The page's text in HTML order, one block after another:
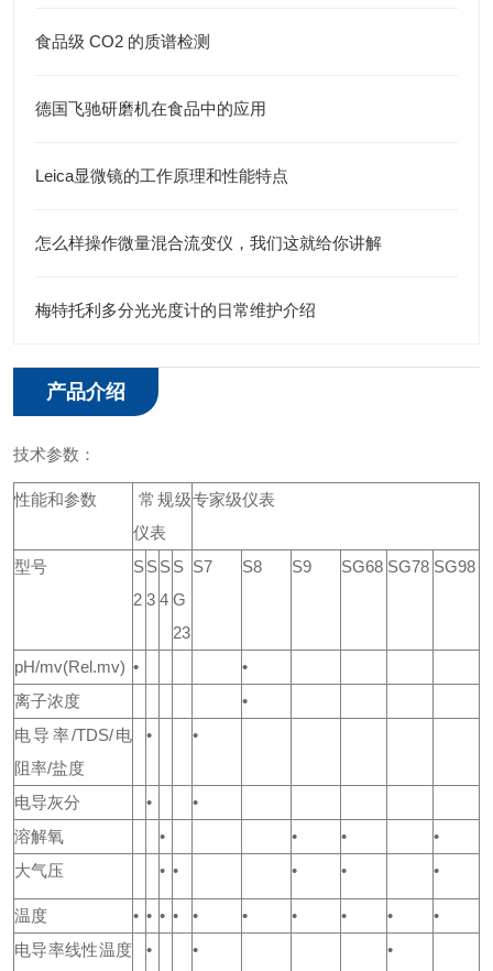
食品级 CO2 的质谱检测
德国飞驰研磨机在食品中的应用
Leica显微镜的工作原理和性能特点
怎么样操作微量混合流变仪，我们这就给你讲解
梅特托利多分光光度计的日常维护介绍
产品介绍
技术参数：
性能和参数
常规级
仪表
专家级仪表
型号
S
2
S
3
S
4
S
G
23
S7 S8 S9 SG68 SG78 SG98
pH/mv(Rel.mv) •
•
离子浓度
•
电导率/TDS/电
阻率/盐度
• •
电导灰分 •
•
溶解氧
• • •
•
大气压
• • • • •
温度 • • • • • • • • •
•
电导率线性温度
• • •